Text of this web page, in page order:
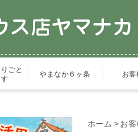
ごと
やまなか６ヶ条 お
ホーム お